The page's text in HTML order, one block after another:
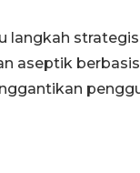
langkah
aseptik